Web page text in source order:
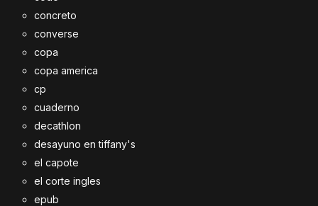
concreto
converse
copa
copa america
cp
cuaderno
decathlon
desayuno en tiffany's
el capote
el corte ingles
epub